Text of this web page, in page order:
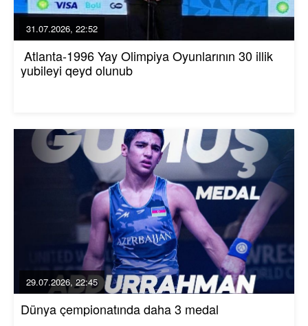
31.07.2026, 22:52
Atlanta-1996 Yay Olimpiya Oyunlarının 30 illik
yubileyi qeyd olunub
29.07.2026, 22:45
Dünya çempionatında daha 3 medal